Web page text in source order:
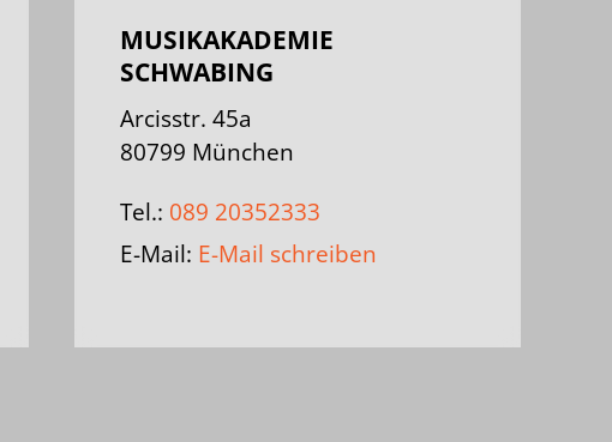
MUSIKAKADEMIE
SCHWABING
Arcisstr. 45a
80799 München
Tel.: 089 20352333
E-Mail: E-Mail schreiben